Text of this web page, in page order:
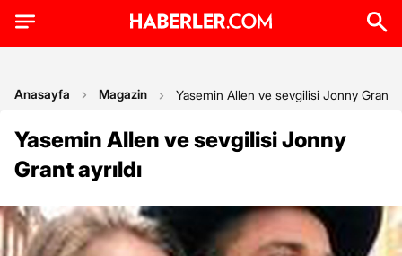
Anasayfa Magazin Yasemin Allen ve sevgilisi Jonny Grant
Yasemin Allen ve sevgilisi Jonny
Grant ayrıldı